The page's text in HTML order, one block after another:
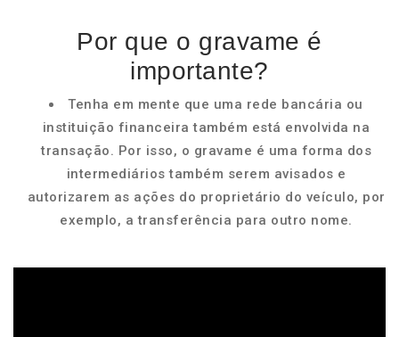
Por que o gravame é
importante?
Tenha em mente que uma rede bancária ou
instituição financeira também está envolvida na
transação. Por isso, o gravame é uma forma dos
intermediários também serem avisados e
autorizarem as ações do proprietário do veículo, por
exemplo, a transferência para outro nome.